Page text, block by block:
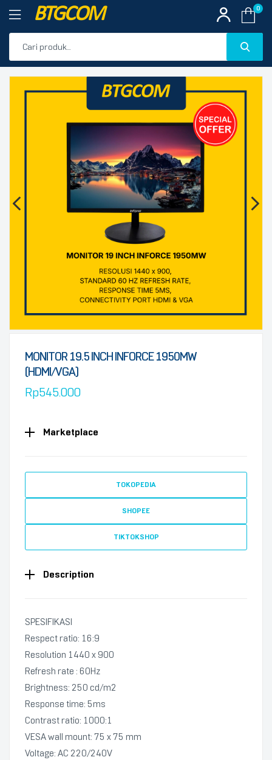
BTGCOM 0
PRODUK UNGGULAN
PRODUK TERBARU
🔍
MONITOR 19.5 INCH INFORCE 1950MW
(HDMI/VGA)
Rp545.000
Marketplace
TOKOPEDIA
SHOPEE
TIKTOKSHOP
Description
SPESIFIKASI
Respect ratio: 16:9
Resolution 1440 x 900
Refresh rate : 60Hz
Brightness: 250 cd/m2
Response time: 5ms
Contrast ratio: 1000:1
VESA wall mount: 75 x 75 mm
Voltage: AC 220/240V